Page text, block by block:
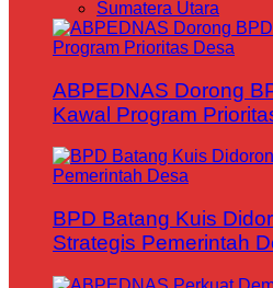
Sumatera Utara
ABPEDNAS Dorong
Kawal Program
BPD Batang Kuis
Strategis Pemerintah